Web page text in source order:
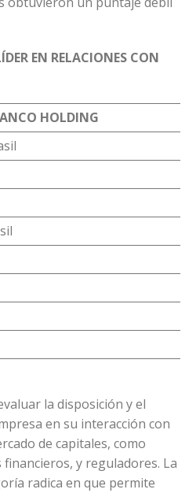
EN RELACIONES CON
HOLDING
la disposición y el
en su interacción con
de capitales, como
y reguladores. La
radica en que permite